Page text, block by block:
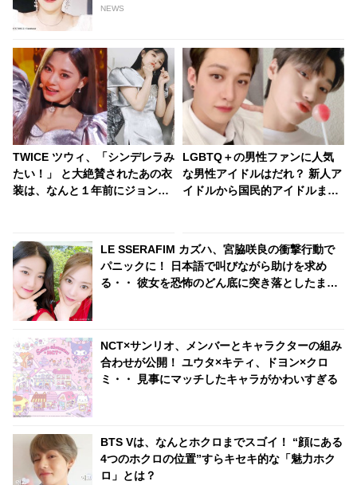
NEWS
TWICE ツウィ、「シンデレラみ
たい！」 と大絶賛されたあの衣
装は、なんと１年前にジョンヨ
グに腕前に拍手喝采
LGBTQ＋の男性ファンに人気
な男性アイドルはだれ？ 新人ア
イドルから国民的アイドルま
LE SSERAFIM カズハ、宮脇咲良の衝撃行動で
パニックに！ 日本語で叫びながら助けを求め
る・・ 彼女を恐怖のどん底に突き落としたまさ
NCT×サンリオ、メンバーとキャラクターの組み
合わせが公開！ ユウタ×キティ、ドヨン×クロ
ミ・・ 見事にマッチしたキャラがかわいすぎる
BTS Vは、なんとホクロまでスゴイ！ “顔にある
4つのホクロの位置”すらキセキ的な「魅力ホク
ロ」とは？